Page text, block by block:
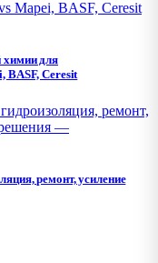
химии для
BASF, Ceresit
ремонт, усиление